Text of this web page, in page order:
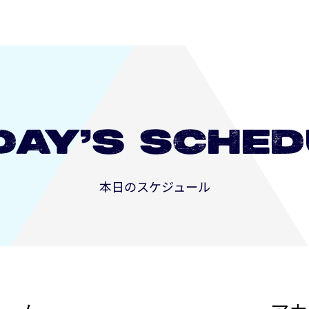
本日のスケジュール